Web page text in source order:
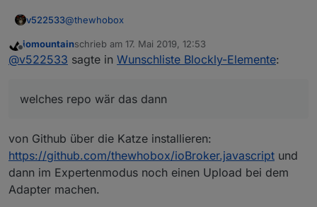
v522533@thewhobox
welches repo wär das dann, was ich manuell
installieren muss? Sorry bin echt ein totaler Neuling
Offline
iomountainschrieb am 17. Mai 2019, 12:53
zuletzt editiert von
@v522533 sagte in Wunschliste Blockly-Elemente:
welches repo wär das dann
von Github über die Katze installieren:
https://github.com/thewhobox/ioBroker.javascript und
dann im Expertenmodus noch einen Upload bei dem
Adapter machen.